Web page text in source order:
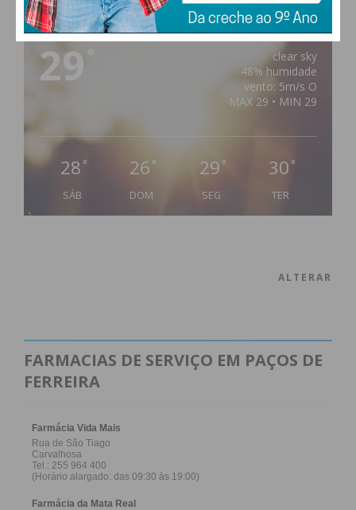
PAÇOS DE FERREIRA
29
clear sky
48% humidade
vento: 5m/s O
MAX 29 • MIN 29
28 °
SÁB
26 °
DOM
29 °
SEG
30 °
TER
ALTERAR
FARMACIAS DE SERVIÇO EM PAÇOS DE
FERREIRA